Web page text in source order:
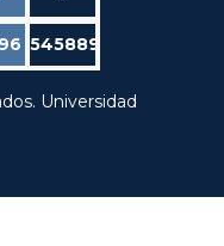
545889
Universidad